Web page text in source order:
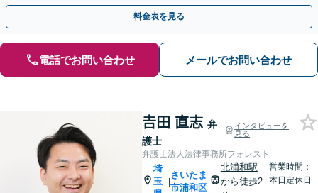
ート。顧問契約料は柔軟に調整【完全個室】【大宮駅3分】
料金表を見る
電話でお問い合わせ メールでお問い合わせ
𠮷田 直志 弁
護士
インタビューを
見る
弁護士法人法律事務所フォレスト
埼
玉 |
さいたま
市浦和区
北浦和駅
から徒歩2
営業時間：
本日定休日